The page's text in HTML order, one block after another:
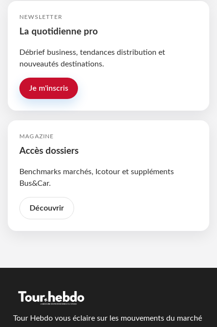
NEWSLETTER
La quotidienne pro
Débrief business, tendances distribution et
nouveautés destinations.
Je m'inscris
MAGAZINE
Accès dossiers
Benchmarks marchés, Icotour et suppléments
Bus&Car.
Découvrir
Tour Hebdo vous éclaire sur les mouvements du marché